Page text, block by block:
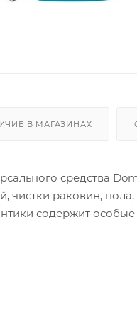
В МАГАЗИНАХ
средства
чистки раковин,
содержит